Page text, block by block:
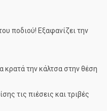
ποδιού! Εξαφανίζει την
κρατά την κάλτσα στην θέση
τις πιέσεις και τριβές